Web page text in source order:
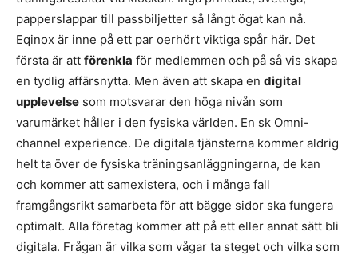
papperslappar till passbiljetter så långt ögat kan nå.
Eqinox är inne på ett par oerhört viktiga spår här. Det
första är att förenkla för medlemmen och på så vis skapa
en tydlig affärsnytta. Men även att skapa en digital
upplevelse som motsvarar den höga nivån som
varumärket håller i den fysiska världen. En sk Omni-
channel experience. De digitala tjänsterna kommer aldrig
helt ta över de fysiska träningsanläggningarna, de kan
och kommer att samexistera, och i många fall
framgångsrikt samarbeta för att bägge sidor ska fungera
optimalt. Alla företag kommer att på ett eller annat sätt bli
digitala. Frågan är vilka som vågar ta steget och vilka som